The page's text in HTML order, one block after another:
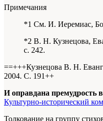
Примечания
*1 См. И. Иеремиас,
*2 В. Н. Кузнецова,
с. 242.
==+++Кузнецова В. Н.
2004. С. 191++
И оправдана премудрость
Культурно-исторический
Толкование на группу